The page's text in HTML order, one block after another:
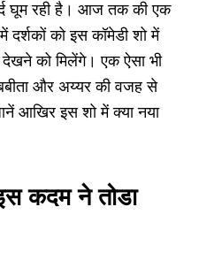
घूम रही है। आज तक की एक
दर्शकों को इस कॉमेडी शो में
को मिलेंगे। एक ऐसा भी
और अय्यर की वजह से
आखिर इस शो में क्या नया
कदम ने तोडा